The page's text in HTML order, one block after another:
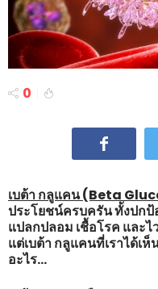
0
เบต้า กลูแคน (Beta
ประโยชน์ครบครัน ทั้งปก
แปลกปลอม เชื้อโรค และ
แต่เบต้า กลูแคนที่เราได้
อะไร…